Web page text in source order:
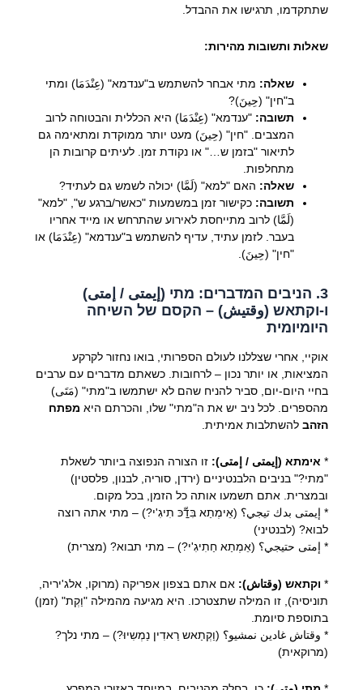
שתתקדמו, תרגישו את ההבדל.
שאלות ותשובות מהירות:
שאלה: מתי אבחר להשתמש ב"ענדמא" (عِنْدَمَا) ומתי
ב"חין" (حِينَ)?
תשובה: "ענדמא" (عِنْدَمَا) היא הכללית והבטוחה לרוב
המצבים. "חין" (حِينَ) מעט יותר ממוקדת ומתאימה גם
לתיאור "בזמן ש…" או נקודת זמן. לעיתים קרובות הן
מתחלפות.
שאלה: האם "למא" (لَمَّا) יכולה לשמש גם לעתיד?
תשובה: כקישור זמן במשמעות "כאשר/ברגע ש", "למא"
(لَمَّا) לרוב מתייחסת לאירוע שהתרחש או מייד אחריו
בעבר. לזמן עתיד, עדיף להשתמש ב"ענדמא" (عِنْدَمَا) או
"חין" (حِينَ).
3. הניבים המדברים: מתי (إيمتى / إمتى)
ו-וקתאש (وقتيش) – הקסם של השיחה
היומיומית
אוקיי, אחרי שצללנו לעולם הספרותי, בואו נחזור לקרקע
המציאות, או יותר נכון – לרחובות. כשאתם מדברים עם ערבים
בחיי היום-יום, סביר להניח שהם לא ישתמשו ב"מתי" (مَتَى)
מהספרים. לכל ניב יש את ה"מתי" שלו, והכרתם היא מפתח
הזהבלהשתלבות אמיתית.
* אימתא (إيمتى / إمتى): זו הצורה הנפוצה ביותר לשאלת
"מתי?" בניבים הלבנטיניים (ירדן, סוריה, לבנון, פלסטין)
ובמצרית. אתם תשמעו אותה כל הזמן, בכל מקום.
* إيمتى بدك تيجي؟ (אֵימְתַא בִּדַّכּ תִיגִ'י?) – מתי אתה רוצה
לבוא? (לבנטיני)
* إمتى حتيجي؟ (אֵמְתַא חַתִיגִ'י?) – מתי תבוא? (מצרית)
* וקתאש (وقتاش): אם אתם בצפון אפריקה (מרוקו, אלג'יריה,
תוניסיה), זו המילה שתצטרכו. היא מגיעה מהמילה "וַקְת" (זמן)
בתוספת סיומת.
* وقتاش غادين نمشيو؟ (וַקְתַאש רַאדִין נַמְשִיוּ?) – מתי נלך?
(מרוקאית)